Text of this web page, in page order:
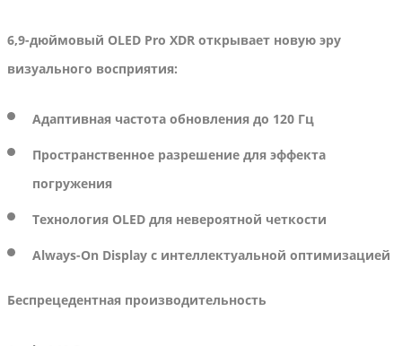
6,9-дюймовый OLED Pro XDR открывает новую эру
визуального восприятия:
Адаптивная частота обновления до 120 Гц
Пространственное разрешение для эффекта
погружения
Технология OLED для невероятной четкости
Always-On Display с интеллектуальной оптимизацией
Беспрецедентная производительность